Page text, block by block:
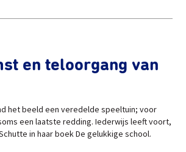
en teloorgang van
het beeld een veredelde speeltuin; voor
een laatste redding. Iederwijs leeft voort,
in haar boek De gelukkige school.